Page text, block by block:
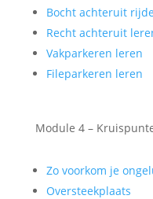
Bocht achteruit
Recht achteruit
Vakparkeren leren
Fileparkeren leren
Module 4 –
Zo voorkom je
Oversteekplaats